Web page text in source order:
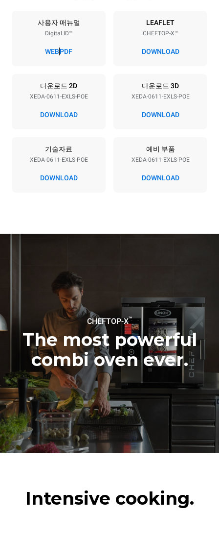
6 GN 1/1
팬간격
380-415V 3N~ / 220-240V
3~ / 220-240V 1~
11,6 kW
50 / 60 Hz 포함되지 않음
포함된다. 간접적인 배출은
매일 오븐을 사용한다고
가정했을 때 (약 300일 / 년)
가벼운 무게의 치킨 6마리를
구울 경우 (팬 용량의 약 20%
사용)
하나의 트레이에 감자를
풀로 팬닝해 굽는 경우
스팀기능을 이용해 풀로드로
트레이 3판을 조리하는 경우
오븐을 비운 상태에서
180°C로 2시간을 가동하는
경우
추정되는 소비량은 하단의
주간세척 프로그램을 기준으로
작성되었습니다. (42주/년)
긴모드 세척 (1회)
중간모드 세척 (1회)
사용자 매뉴얼
Digital.ID™
WEBPDF
LEAFLET
CHEFTOP-X™
DOWNLOAD
다운로드 2D
XEDA-0611-EXLS-POE
DOWNLOAD
다운로드 3D
XEDA-0611-EXLS-POE
DOWNLOAD
기술자료
XEDA-0611-EXLS-POE
DOWNLOAD
예비 부품
XEDA-0611-EXLS-POE
DOWNLOAD
CHEFTOP-X™
The most powerful
combi oven ever.
Intensive cooking.